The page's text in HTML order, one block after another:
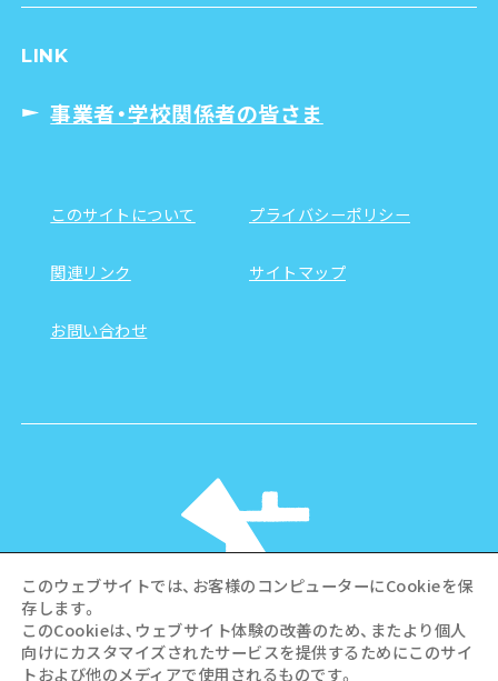
LINK
事業者・学校関係者の皆さま
このサイトについて プライバシーポリシー
関連リンク サイトマップ
お問い合わせ
©Hiroshima Tourism Association /
Hiroshima Prefecture / Hiroshima City .
このウェブサイトでは、お客様のコンピューターにCookieを保
存します。
このCookieは、ウェブサイト体験の改善のため、またより個人
向けにカスタマイズされたサービスを提供するためにこのサイ
トおよび他のメディアで使用されるものです。